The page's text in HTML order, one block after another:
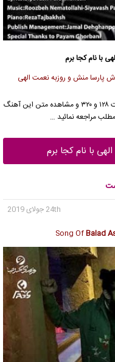
با نام کجا برم
پارسا منش و روزبه نعمت الهی
جهت دانلود آهنگ کجا برم از روزبه نعمت الهی با کیفیت ۱۲۸ و ۳۲۰ و مشاهده متن این آهنگ
مراجعه نمائید …
با نام کجا برم
24th جولای 2019
Song OfBalad